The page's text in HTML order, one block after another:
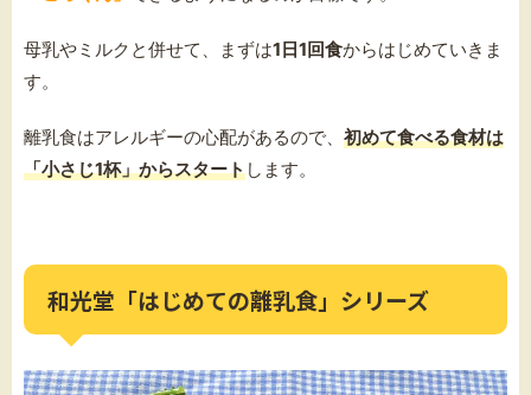
母乳やミルクと併せて、まずは1日1回食からはじめていきま
す。
離乳食はアレルギーの心配があるので、 初めて食べる食材は
「小さじ1杯」からスタートします。
和光堂「はじめての離乳食」シリーズ